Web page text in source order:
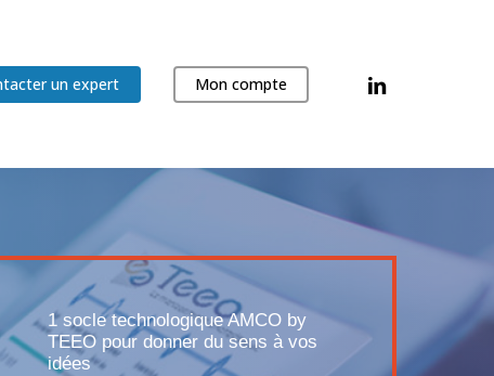
un expert Mon compte linkedin
1 socle technologique AMCO by
TEEO pour donner du sens à vos
idées